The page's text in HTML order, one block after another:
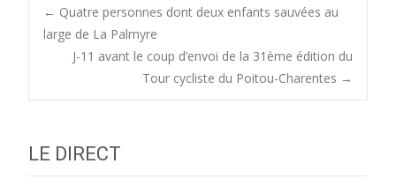
Post
navigation
← Quatre personnes dont deux enfants sauvées au
large de La Palmyre
J-11 avant le coup d’envoi de la 31ème édition du
Tour cycliste du Poitou-Charentes →
LE DIRECT